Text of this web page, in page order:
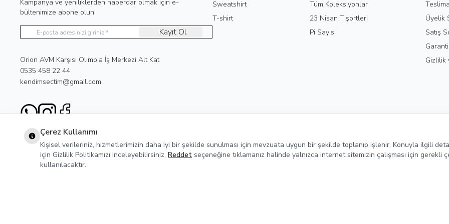
Kampanya ve yeniliklerden haberdar olmak için e-
bültenimize abone olun!
Kayıt Ol
Adres
Orion AVM Karşısı Olimpia İş Merkezi Alt Kat
Telefon
0535 458 22 44
E-Posta
kendimsectim@gmail.com
WhatsAppInstagramFacebook
Sweatshirt
T-shirt
Tüm Koleksiyonlar
23 Nisan Tişörtleri
Pi Sayısı
Üyelik
Satış
Gizlilik
Çerez Kullanımı
Kişisel verileriniz, hizmetlerimizin daha iyi bir şekilde sunulması için mevzuata uygun bir şekilde toplanıp işlenir. Konuyla ilgili
için Gizlilik Politikamızı inceleyebilirsiniz. Reddet seçeneğine tıklamanız halinde yalnızca internet sitemizin çalışması için gerekli
kullanılacaktır.